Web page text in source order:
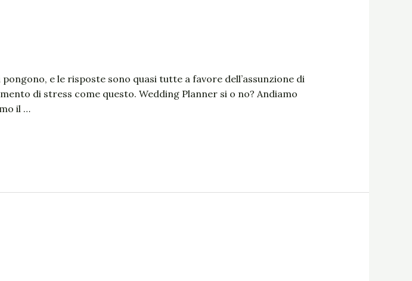
e le risposte sono quasi tutte a favore dell’assunzione di
di stress come questo. Wedding Planner si o no? Andiamo
il …